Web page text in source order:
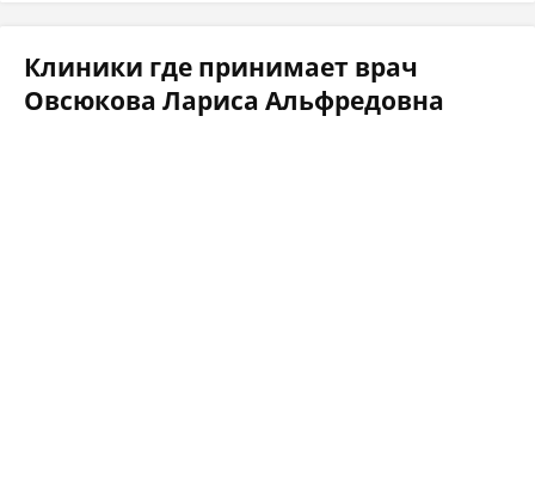
Клиники где принимает врач
Овсюкова Лариса Альфредовна